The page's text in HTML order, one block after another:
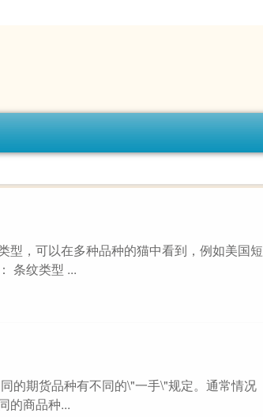
型，可以在多种品种的猫中看到，例如美国短
条纹类型 ...
的期货品种有不同的\"一手\"规定。通常情况
的商品种...